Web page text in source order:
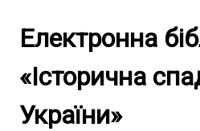
Електронна
«Історична
України»